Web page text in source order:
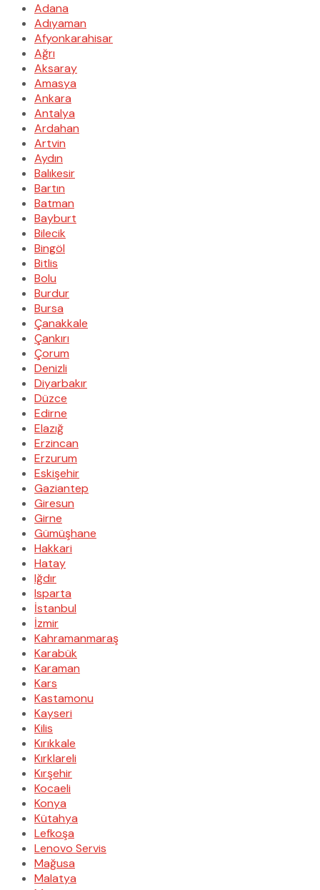
Adana
Adıyaman
Afyonkarahisar
Ağrı
Aksaray
Amasya
Ankara
Antalya
Ardahan
Artvin
Aydın
Balıkesir
Bartın
Batman
Bayburt
Bilecik
Bingöl
Bitlis
Bolu
Burdur
Bursa
Çanakkale
Çankırı
Çorum
Denizli
Diyarbakır
Düzce
Edirne
Elazığ
Erzincan
Erzurum
Eskişehir
Gaziantep
Giresun
Girne
Gümüşhane
Hakkari
Hatay
Iğdır
Isparta
İstanbul
İzmir
Kahramanmaraş
Karabük
Karaman
Kars
Kastamonu
Kayseri
Kilis
Kırıkkale
Kırklareli
Kırşehir
Kocaeli
Konya
Kütahya
Lefkoşa
Lenovo Servis
Mağusa
Malatya